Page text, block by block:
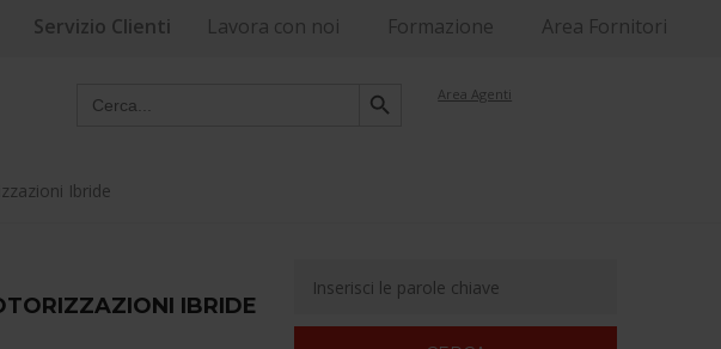
Servizio Clienti Lavora con noi Formazione Area Fornitori
Area Agenti
Ibride
IBRIDE